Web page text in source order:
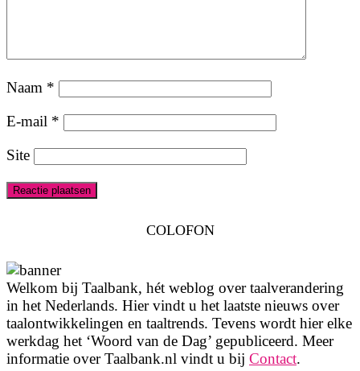
Naam *
E-mail *
Site
COLOFON
Welkom bij Taalbank, hét weblog over taalverandering
in het Nederlands. Hier vindt u het laatste nieuws over
taalontwikkelingen en taaltrends. Tevens wordt hier elke
werkdag het ‘Woord van de Dag’ gepubliceerd. Meer
informatie over Taalbank.nl vindt u bij Contact.